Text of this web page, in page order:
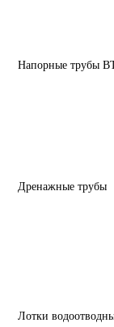
Напорные трубы
Дренажные трубы
Лотки